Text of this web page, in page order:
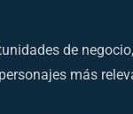
de
más